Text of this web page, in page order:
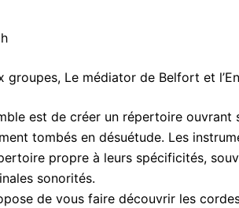
groupes, Le médiator de Belfort et
est de créer un répertoire
tombés en désuétude. Les
propre à leurs spécificités,
sonorités.
de vous faire découvrir les